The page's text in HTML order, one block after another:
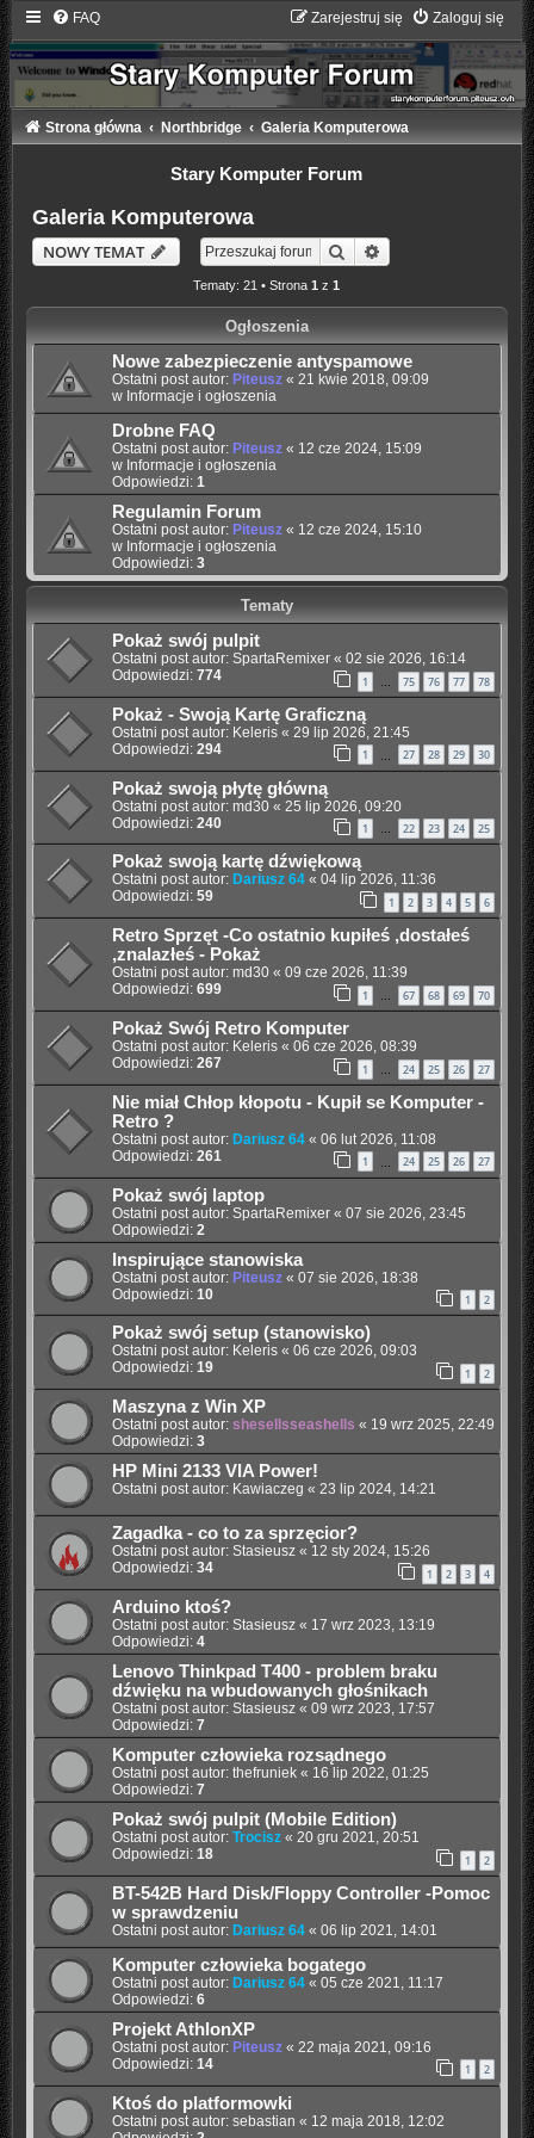
FAQ Zaloguj się
Zarejestruj się
Strona główna Northbridge Galeria Komputerowa
Stary Komputer Forum
Galeria Komputerowa
NOWY TEMAT Szukaj Wyszukiwanie
Tematy: 21 • Strona1 z1
Ogłoszenia
Nowe zabezpieczenie antyspamowe
Ostatni post autor: Piteusz« 21 kwie 2018, 09:09
w Informacje i ogłoszenia
Drobne FAQ
Ostatni post autor: Piteusz« 12 cze 2024, 15:09
w Informacje i ogłoszenia
Odpowiedzi: 1
Regulamin Forum
Ostatni post autor: Piteusz« 12 cze 2024, 15:10
w Informacje i ogłoszenia
Odpowiedzi: 3
Tematy
Pokaż swój pulpit
Ostatni post autor: SpartaRemixer« 02 sie 2026, 16:14
Odpowiedzi: 774 1 75 76 77 78
Pokaż - Swoją Kartę Graficzną
Ostatni post autor: Keleris« 29 lip 2026, 21:45
Odpowiedzi: 294 1 27 28 29 30
Pokaż swoją płytę główną
Ostatni post autor: md30« 25 lip 2026, 09:20
Odpowiedzi: 240 1 … 22 23 24 25
Pokaż swoją kartę dźwiękową
Ostatni post autor: Dariusz 64« 04 lip 2026, 11:36
Odpowiedzi: 59 1 2 3 4 5 6
Retro Sprzęt -Co ostatnio kupiłeś ,dostałeś
,znalazłeś - Pokaż
Ostatni post autor: md30« 09 cze 2026, 11:39
Odpowiedzi: 699 1 67 68 69 70
Pokaż Swój Retro Komputer
Ostatni post autor: Keleris« 06 cze 2026, 08:39
Odpowiedzi: 267 1 24 25 26 27
Nie miał Chłop kłopotu - Kupił se Komputer -
Retro ?
Ostatni post autor: Dariusz 64« 06 lut 2026, 11:08
Odpowiedzi: 261 1 24 25 26 27
Pokaż swój laptop
Ostatni post autor: SpartaRemixer« 07 sie 2026, 23:45
Odpowiedzi: 2
Inspirujące stanowiska
Ostatni post autor: Piteusz« 07 sie 2026, 18:38
Odpowiedzi: 10 1 2
Pokaż swój setup (stanowisko)
Ostatni post autor: Keleris« 06 cze 2026, 09:03
Odpowiedzi: 19 1 2
Maszyna z Win XP
Ostatni post autor: shesellsseashells « 19 wrz 2025, 22:49
Odpowiedzi: 3
HP Mini 2133 VIA Power!
Ostatni post autor: Kawiaczeg « 23 lip 2024, 14:21
Zagadka - co to za sprzęcior?
Ostatni post autor: Stasieusz« 12 sty 2024, 15:26
Odpowiedzi: 34 1 2 3 4
Arduino ktoś?
Ostatni post autor: Stasieusz« 17 wrz 2023, 13:19
Odpowiedzi: 4
Lenovo Thinkpad T400 - problem braku
dźwięku na wbudowanych głośnikach
Ostatni post autor: Stasieusz« 09 wrz 2023, 17:57
Odpowiedzi: 7
Komputer człowieka rozsądnego
Ostatni post autor: thefruniek« 16 lip 2022, 01:25
Odpowiedzi: 7
Pokaż swój pulpit (Mobile Edition)
Ostatni post autor: Trocisz« 20 gru 2021, 20:51
Odpowiedzi: 18 1 2
BT-542B Hard Disk/Floppy Controller -Pomoc
w sprawdzeniu
Ostatni post autor: Dariusz 64« 06 lip 2021, 14:01
Komputer człowieka bogatego
Ostatni post autor: Dariusz 64« 05 cze 2021, 11:17
Odpowiedzi: 6
Projekt AthlonXP
Ostatni post autor: Piteusz« 22 maja 2021, 09:16
Odpowiedzi: 14 1 2
Ktoś do platformowki
Ostatni post autor: sebastian « 12 maja 2018, 12:02